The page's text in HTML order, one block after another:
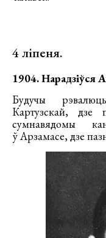
4 ліпеня.
1904. Нарадзіўся
Будучы
Картузскай, дзе
сумнавядомы
ў Арзамасе, дзе